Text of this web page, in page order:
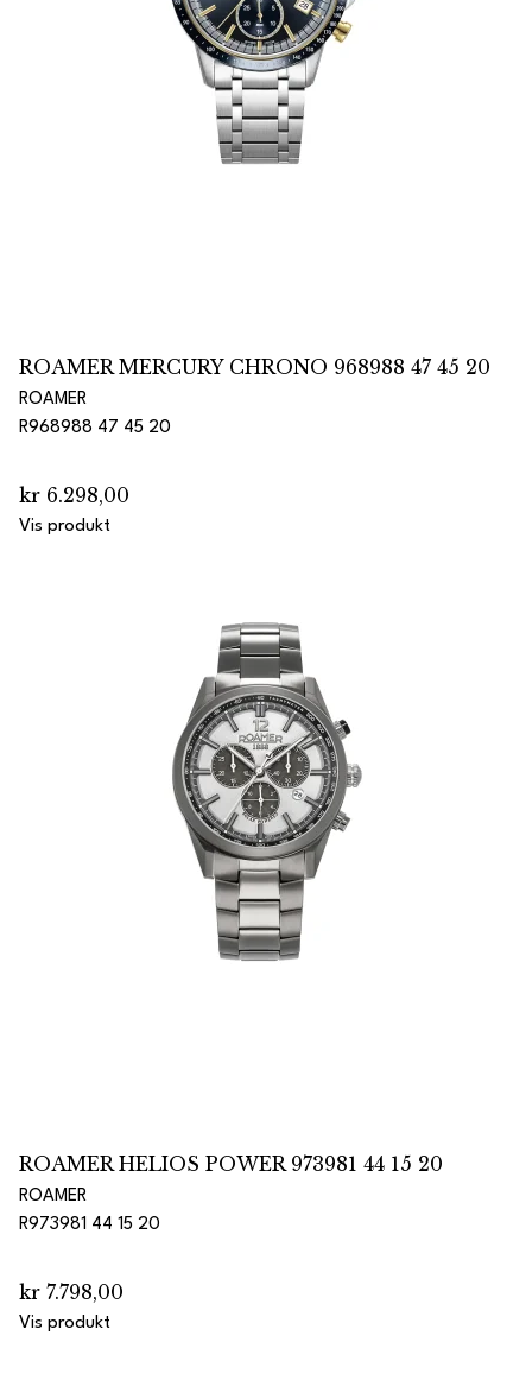
ROAMER MERCURY CHRONO 968988 47 45 20
ROAMER
R968988 47 45 20
kr 6.298,00
Vis produkt
ROAMER HELIOS POWER 973981 44 15 20
ROAMER
R973981 44 15 20
kr 7.798,00
Vis produkt